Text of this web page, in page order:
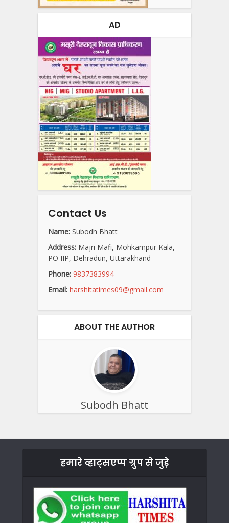
AD
Contact Us
Name: Subodh Bhatt
Address: Majri Mafi, Mohkampur Kala,
PO IIP, Dehradun, Uttarakhand
Phone: 9837383994
Email: harshitatimes09@gmail.com
ABOUT THE AUTHOR
Subodh Bhatt
हमारे व्हाट्सएप्प ग्रुप से जुड़े